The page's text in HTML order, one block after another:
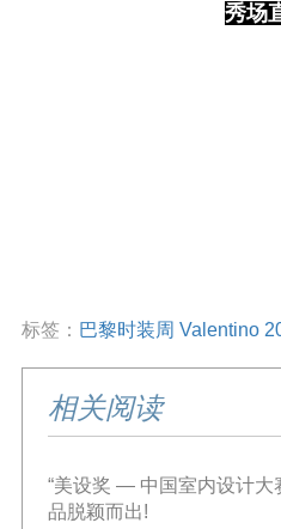
秀场
标签： 巴黎时装周 Valentino
相关阅读
“美设奖 — 中国室内设计大
品脱颖而出!